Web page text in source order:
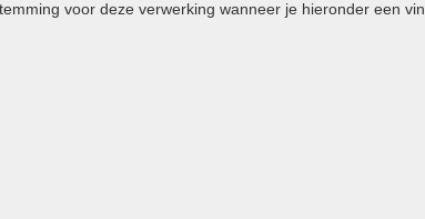
voor deze verwerking wanneer je hieronder een